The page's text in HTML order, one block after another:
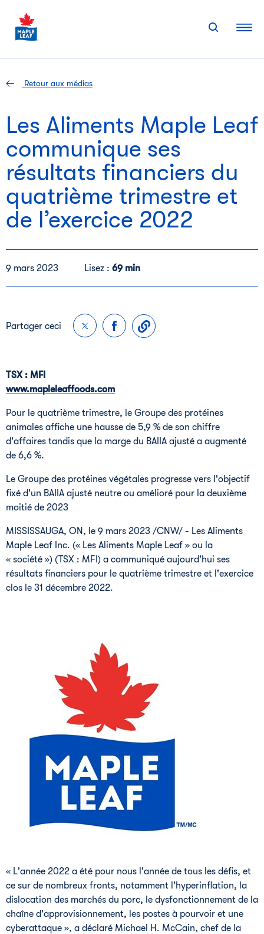
content
Retour aux médias
Les Aliments Maple Leaf
communique ses
résultats financiers du
quatrième trimestre et
de l’exercice 2022
9 mars 2023 Lisez : 69 min
Partager ceci
TSX : MFI
www.mapleleaffoods.com
Pour le quatrième trimestre, le Groupe des protéines
animales affiche une hausse de 5,9 % de son chiffre
d'affaires tandis que la marge du BAIIA ajusté a augmenté
de 6,6 %.
Le Groupe des protéines végétales progresse vers l'objectif
fixé d'un BAIIA ajusté neutre ou amélioré pour la deuxième
moitié de 2023
MISSISSAUGA, ON , le 9 mars 2023 /CNW/ - Les Aliments
Maple Leaf Inc. (« Les Aliments Maple Leaf » ou la
« société ») (TSX : MFI) a communiqué aujourd'hui ses
résultats financiers pour le quatrième trimestre et l'exercice
clos le 31 décembre 2022.
« L'année 2022 a été pour nous l'année de tous les défis, et
ce sur de nombreux fronts, notamment l'hyperinflation, la
dislocation des marchés du porc, le dysfonctionnement de la
chaîne d'approvisionnement, les postes à pourvoir et une
cyberattaque », a déclaré Michael H. McCain, chef de la